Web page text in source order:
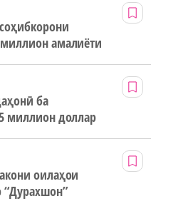
амалиёти
ба
миллион доллар
оилаҳои
“Дурахшон”